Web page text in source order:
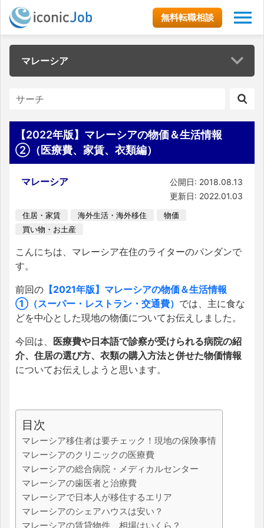
無料転職相談
マレーシア
【2022年版】マレーシアの物価＆生活情報
②（医療費、家賃、衣類編）
マレーシア
公開日: 2018.08.13
更新日: 2022.01.03
住居・家賃 海外生活・海外移住
物価
買い物・お土産
こんにちは、マレーシア在住のライターのパンダンで
す。
前回の 【2021年版】マレーシアの物価＆生活情報
①（スーパー・レストラン・交通費） では、主に食な
どを中心とした現地の物価についてお伝えしました。
今回は、 医療費や日本語で診察が受けられる病院の紹
介、住居の選び方、衣類の購入方法と併せた物価情報
についてお伝えしようと思います。
目次
マレーシア移住者は要チェック！現地の保険事情
マレーシアのクリニックの医療費
マレーシアの総合病院・メディカルセンター
マレーシアの歯医者と治療費
マレーシアで日本人が移住するエリア
マレーシアのシェアハウスは安い？
マレーシアの賃貸物件、相場はいくら？